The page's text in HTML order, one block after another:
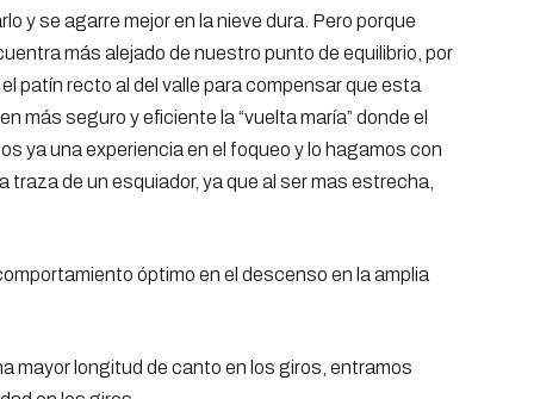
y se agarre mejor en la nieve dura. Pero porque
más alejado de nuestro punto de equilibrio, por
patín recto al del valle para compensar que esta
más seguro y eficiente la “vuelta maría” donde el
ya una experiencia en el foqueo y lo hagamos con
de un esquiador, ya que al ser mas estrecha,
óptimo en el descenso en la amplia
mayor longitud de canto en los giros, entramos